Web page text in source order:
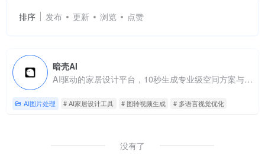
排序 发布 更新 浏览 点赞
暗壳AI
AI驱动的家居设计平台，10秒生成专业级空间方案与营销素材
AI图片处理 # AI家居设计工具 # 图转视频生成 # 多语言视觉优化
没有了